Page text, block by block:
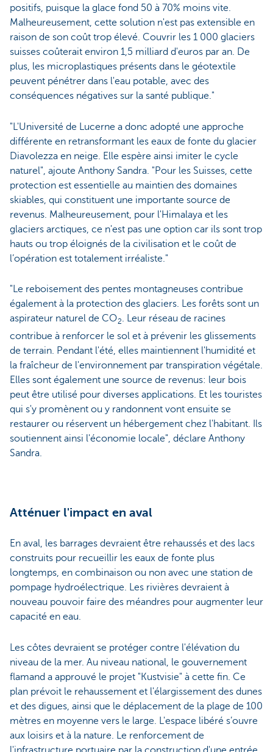
positifs, puisque la glace fond 50 à 70% moins vite.
Malheureusement, cette solution n'est pas extensible en
raison de son coût trop élevé. Couvrir les 1 000 glaciers
suisses coûterait environ 1,5 milliard d'euros par an. De
plus, les microplastiques présents dans le géotextile
peuvent pénétrer dans l'eau potable, avec des
conséquences négatives sur la santé publique."
"L'Université de Lucerne a donc adopté une approche
différente en retransformant les eaux de fonte du glacier
Diavolezza en neige. Elle espère ainsi imiter le cycle
naturel", ajoute Anthony Sandra. "Pour les Suisses, cette
protection est essentielle au maintien des domaines
skiables, qui constituent une importante source de
revenus. Malheureusement, pour l'Himalaya et les
glaciers arctiques, ce n'est pas une option car ils sont trop
hauts ou trop éloignés de la civilisation et le coût de
l’opération est totalement irréaliste."
"Le reboisement des pentes montagneuses contribue
également à la protection des glaciers. Les forêts sont un
aspirateur naturel de CO2. Leur réseau de racines
contribue à renforcer le sol et à prévenir les glissements
de terrain. Pendant l'été, elles maintiennent l'humidité et
la fraîcheur de l'environnement par transpiration végétale.
Elles sont également une source de revenus: leur bois
peut être utilisé pour diverses applications. Et les touristes
qui s'y promènent ou y randonnent vont ensuite se
restaurer ou réservent un hébergement chez l'habitant. Ils
soutiennent ainsi l'économie locale", déclare Anthony
Sandra.
Atténuer l'impact en aval
En aval, les barrages devraient être rehaussés et des lacs
construits pour recueillir les eaux de fonte plus
longtemps, en combinaison ou non avec une station de
pompage hydroélectrique. Les rivières devraient à
nouveau pouvoir faire des méandres pour augmenter leur
capacité en eau.
Les côtes devraient se protéger contre l'élévation du
niveau de la mer. Au niveau national, le gouvernement
flamand a approuvé le projet "Kustvisie" à cette fin. Ce
plan prévoit le rehaussement et l'élargissement des dunes
et des digues, ainsi que le déplacement de la plage de 100
mètres en moyenne vers le large. L'espace libéré s’ouvre
aux loisirs et à la nature. Le renforcement de